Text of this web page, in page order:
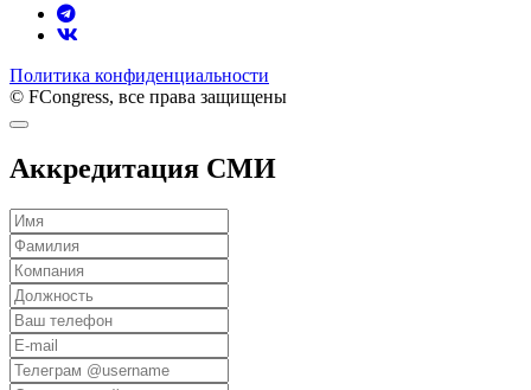
Политика конфиденциальности
© FCongress, все права защищены
Аккредитация СМИ